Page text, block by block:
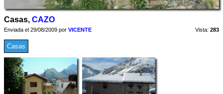
Casas, CAZO
Enviada el 29/08/2009 por VICENTE Vista: 283
Casas